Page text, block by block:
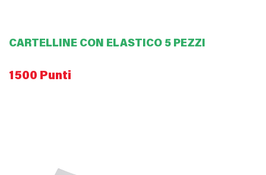
CARTELLINE CON ELASTICO 5 PEZZI
1500 Punti